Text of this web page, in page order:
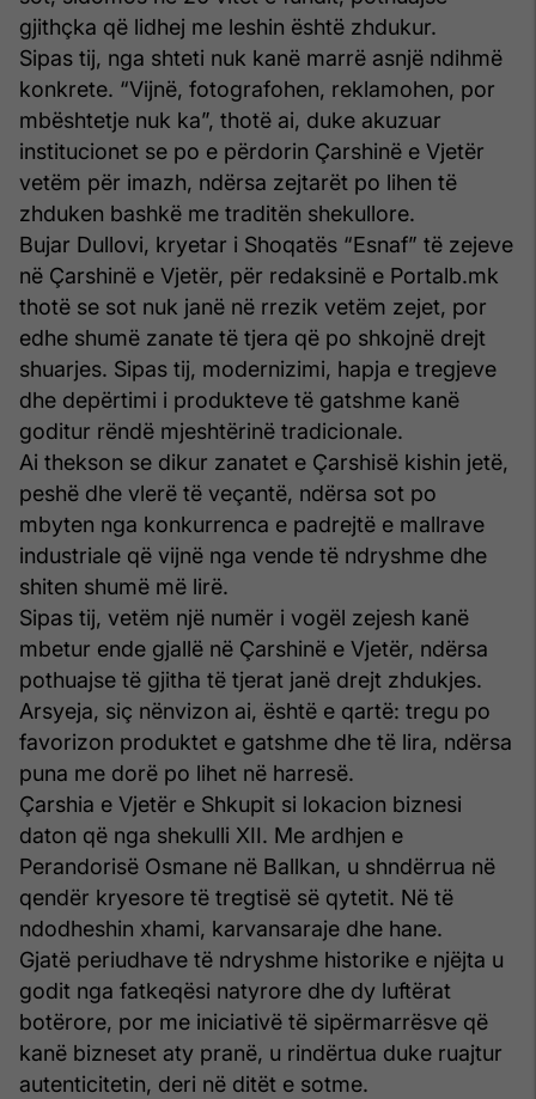
gjithçka që lidhej me leshin është zhdukur.
Sipas tij, nga shteti nuk kanë marrë asnjë ndihmë
konkrete. “Vijnë, fotografohen, reklamohen, por
mbështetje nuk ka”, thotë ai, duke akuzuar
institucionet se po e përdorin Çarshinë e Vjetër
vetëm për imazh, ndërsa zejtarët po lihen të
zhduken bashkë me traditën shekullore.
Bujar Dullovi, kryetar i Shoqatës “Esnaf” të zejeve
në Çarshinë e Vjetër, për redaksinë e Portalb.mk
thotë se sot nuk janë në rrezik vetëm zejet, por
edhe shumë zanate të tjera që po shkojnë drejt
shuarjes. Sipas tij, modernizimi, hapja e tregjeve
dhe depërtimi i produkteve të gatshme kanë
goditur rëndë mjeshtërinë tradicionale.
Ai thekson se dikur zanatet e Çarshisë kishin jetë,
peshë dhe vlerë të veçantë, ndërsa sot po
mbyten nga konkurrenca e padrejtë e mallrave
industriale që vijnë nga vende të ndryshme dhe
shiten shumë më lirë.
Sipas tij, vetëm një numër i vogël zejesh kanë
mbetur ende gjallë në Çarshinë e Vjetër, ndërsa
pothuajse të gjitha të tjerat janë drejt zhdukjes.
Arsyeja, siç nënvizon ai, është e qartë: tregu po
favorizon produktet e gatshme dhe të lira, ndërsa
puna me dorë po lihet në harresë.
Çarshia e Vjetër e Shkupit si lokacion biznesi
daton që nga shekulli XII. Me ardhjen e
Perandorisë Osmane në Ballkan, u shndërrua në
qendër kryesore të tregtisë së qytetit. Në të
ndodheshin xhami, karvansaraje dhe hane.
Gjatë periudhave të ndryshme historike e njëjta u
godit nga fatkeqësi natyrore dhe dy luftërat
botërore, por me iniciativë të sipërmarrësve që
kanë bizneset aty pranë, u rindërtua duke ruajtur
autenticitetin, deri në ditët e sotme.